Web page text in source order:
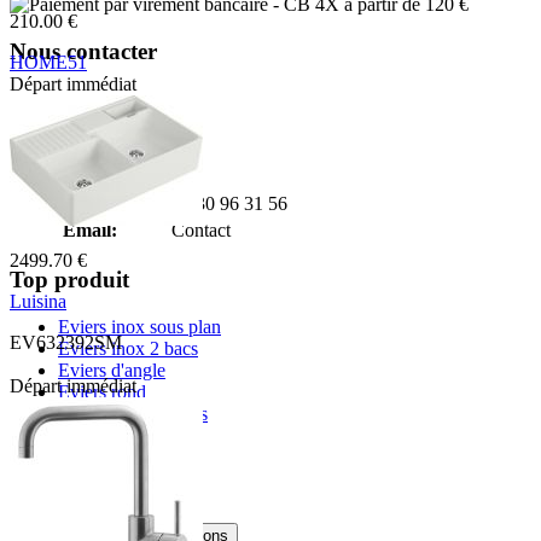
210.00 €
HOME51
K127W 01 43 2
Départ immédiat
2499.70 €
Luisina
EV632392SM
Départ immédiat
- CB 4X à partir de 120 €
Nous contacter
Adresse:
Boulevard de l'Odet
Village des artisans
35740 PACE
Téléphone:
02 30 96 31 56
Email:
Contact
Top produit
Eviers inox sous plan
Eviers inox 2 bacs
Eviers d'angle
Eviers rond
Eviers granit 2 bacs
Informations
Conditions et mentions